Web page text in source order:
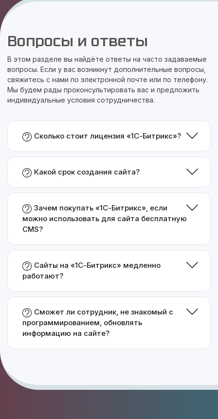
Вопросы и ответы
В этом разделе вы найдёте ответы на часто задаваемые
вопросы. Если у вас возникнут дополнительные вопросы,
свяжитесь с нами по электронной почте или по телефону.
Мы будем рады проконсультировать вас и предложить
индивидуальные условия сотрудничества.
Сколько стоит лицензия «1С-Битрикс»?
Какой срок создания сайта?
Зачем покупать «1С-Битрикс», если
можно использовать для сайта бесплатную
CMS?
Сайты на «1С-Битрикс» медленно
работают?
Сможет ли сотрудник, не знакомый с
программированием, обновлять
информацию на сайте?